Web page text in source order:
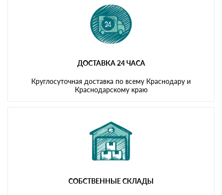
ДОСТАВКА 24 ЧАСА
Круглосуточная доставка по всему Краснодару и
Краснодарскому краю
СОБСТВЕННЫЕ СКЛАДЫ